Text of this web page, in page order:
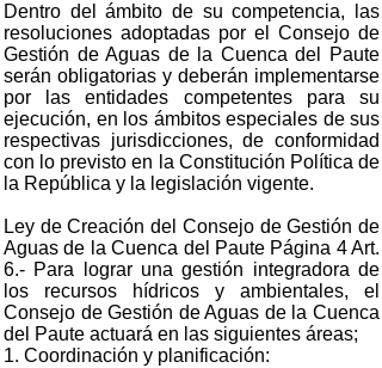
Dentro del ámbito de su competencia, las
resoluciones adoptadas por el Consejo de
Gestión de Aguas de la Cuenca del Paute
serán obligatorias y deberán implementarse
por las entidades competentes para su
ejecución, en los ámbitos especiales de sus
respectivas jurisdicciones, de conformidad
con lo previsto en la Constitución Política de
la República y la legislación vigente.
Ley de Creación del Consejo de Gestión de
Aguas de la Cuenca del Paute Página 4 Art.
6.- Para lograr una gestión integradora de
los recursos hídricos y ambientales, el
Consejo de Gestión de Aguas de la Cuenca
del Paute actuará en las siguientes áreas;
1. Coordinación y planificación: